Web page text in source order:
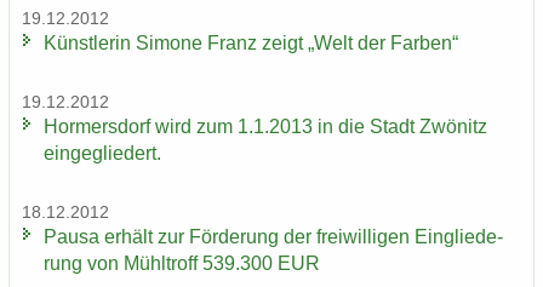
19.12.2012
Künst­le­rin Si­mo­ne Franz zeigt „Welt der Far­ben“
19.12.2012
Hor­mers­dorf wird zum 1.1.2013 in die Stadt Zwö­nitz
ein­ge­glie­dert.
18.12.2012
Pausa er­hält zur För­de­rung der frei­wil­li­gen Ein­glie­de­
rung von Mühl­troff 539.300 EUR